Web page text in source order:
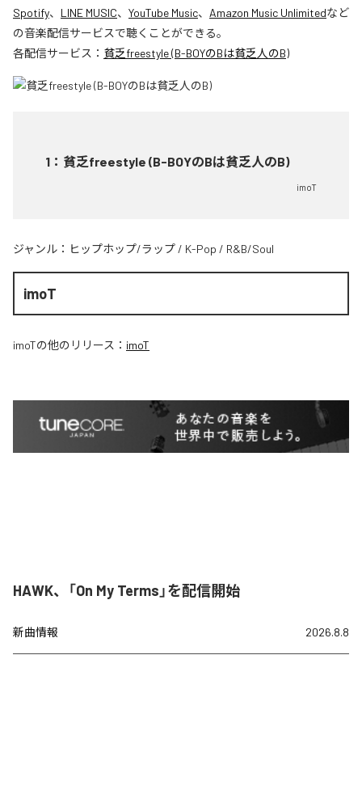
Spotify、 LINE MUSIC、 YouTube Music、 Amazon Music Unlimitedなど
の音楽配信サービスで聴くことができる。
各配信サービス： 貧乏freestyle (B-BOYのBは貧乏人のB)
1 ： 貧乏freestyle (B-BOYのBは貧乏人のB)
imoT
ジャンル： ヒップホップ/ラップ / K-Pop / R&B/Soul
imoT
imoTの他のリリース： imoT
HAWK、「On My Terms」を配信開始
新曲情報 2026.8.8